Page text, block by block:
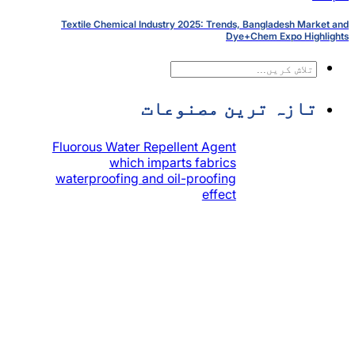
Textile Chemical Industry 2025: Trends,
مصنوعات
Fluorous Water Repellent Agent
which imparts fabrics
waterproofing and oil-proofing